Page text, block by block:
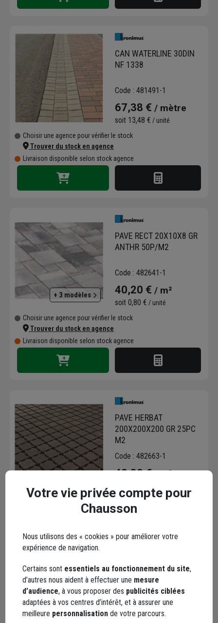
CAN WATERLINE 30DIN
NF 1338
Code : 481491-1
67,38 € / mètre
soit 13,48 € / unité
Choisir une agence pour vérifier le stock
Trouver du stock en agence
Livraison disponible selon stock agence
+ 3 modèles
PAVE RECT 20X10X8 GR
ANTHR 50P/M2
Code : 482641-1
40,20 € / m²
soit 0,80 € / unité
Choisir une agence pour vérifier le stock
Trouver du stock en agence
Livraison disponible selon stock agence
PAVE HERBAT
200X200X200 GR 25PC
M2
Code : 482663-1
40,80 €/ m²
dont0,30 € éco-contribution
Choisir une agence pour vérifier le stock
Livraison disponible selon stock agence
PAVE RECT 200X100X60
Votre vie privée compte pour
Chausson
Nous utilisons des « cookies » pour améliorer votre
expérience de navigation.
Certains sont essentiels au fonctionnement du site,
d’autres nous aident à effectuer une mesure
d’audience, à vous proposer des publicités ciblées
adaptées à vos centres d’intérêt, et à assurer une
meilleure personnalisation de votre parcours.